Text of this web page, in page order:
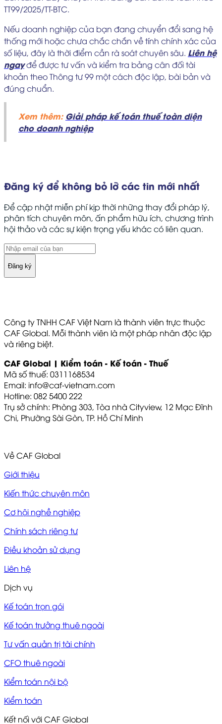
TT99/2025/TT-BTC.
Nếu doanh nghiệp của bạn đang chuyển đổi sang hệ
thống mới hoặc chưa chắc chắn về tính chính xác của
số liệu, đây là thời điểm cần rà soát chuyên sâu. Liên hệ
ngayđể được tư vấn và kiểm tra bảng cân đối tài
khoản theo Thông tư 99 một cách độc lập, bài bản và
đúng chuẩn.
Xem thêm: Giải pháp kế toán thuế toàn diện
cho doanh nghiệp
Đăng ký để không bỏ lỡ các tin mới nhất
Để cập nhật miễn phí kịp thời những thay đổi pháp lý,
phân tích chuyên môn, ấn phẩm hữu ích, chương trình
hội thảo và các sự kiện trọng yếu khác có liên quan.
Đăng ký
Công ty TNHH CAF Việt Nam là thành viên trực thuộc
CAF Global. Mỗi thành viên là một pháp nhân độc lập
và riêng biệt.
CAF Global | Kiểm toán - Kế toán - Thuế
Mã số thuế: 0311168534
Email: info@caf-vietnam.com
Hotline: 082 5400 222
Trụ sở chính: Phòng 303, Tòa nhà Cityview, 12 Mạc Đĩnh
Chi, Phường Sài Gòn, TP. Hồ Chí Minh
Về CAF Global
Giới thiệu
Kiến thức chuyên môn
Cơ hội nghề nghiệp
Chính sách riêng tư
Điều khoản sử dụng
Liên hệ
Dịch vụ
Kế toán trọn gói
Kế toán trưởng thuê ngoài
Tư vấn quản trị tài chính
CFO thuê ngoài
Kiểm toán nội bộ
Kiểm toán
Kết nối với CAF Global